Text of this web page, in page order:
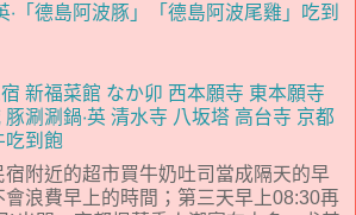
‧「德島阿波豚」「德島阿波尾雞」吃到
附近的超市買牛奶吐司當成隔天的早
浪費早上的時間；第三天早上08:30再